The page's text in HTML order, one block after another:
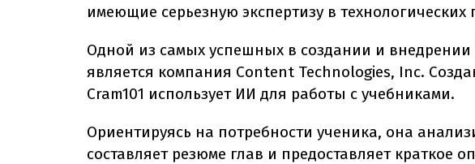
имеющие серьезную экспертизу в технологических
Одной из самых успешных в создании и
является компания Content Technologies, Inc.
Cram101 использует ИИ для работы с учебниками.
Ориентируясь на потребности ученика, она
составляет резюме глав и предоставляет краткое